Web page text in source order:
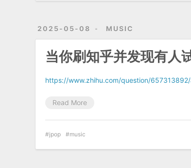
2025-05-08 MUSIC
当你刷知乎并发现有人
https://www.zhihu.com/question/
Read More
jpop music